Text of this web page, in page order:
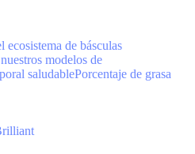
ecosistema de básculas
modelos de
saludablePorcentaje de grasa